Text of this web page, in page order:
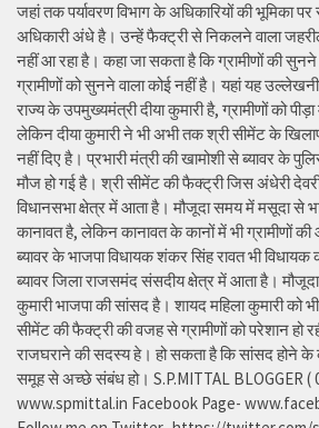
जहां तक पर्यावरण विभाग के अधिकारियों की भूमिका
अधिकारी अंधे है। उन्हें फैक्ट्री से निकलने वाला
नहीं आ रहा है। कहा जा सकता है कि ग्रामीणों की सुनने
ग्रामीणों को सुनने वाला कोई नहीं है। यहां यह
राज्य के उपमुख्यमंत्री दीया कुमारी है, ग्रामीणों को
लेकिन दीया कुमारी ने भी अभी तक श्री सीमेंट के
नहीं दिए है। प्रभारी मंत्री की खामोशी से ब्यावर के
मौज हो गई है। श्री सीमेंट की फैक्ट्री जिस अंधेरी
विधानसभा क्षेत्र में आता है। मौजूदा समय में मसूदा से
कानावत है, लेकिन कानावत के कानों में भी ग्रामीणों
ब्यावर के भाजपा विधायक शंकर सिंह रावत भी
ब्यावर जिला राजसमंद संसदीय क्षेत्र में आता है।
कुमारी भाजपा की सांसद है। शायद महिला कुमारी को भी
सीमेंट की फैक्ट्री की वजह से ग्रामीणों को परेशान हो
राजघराने की सदस्य हे। हो सकता है कि सांसद होने के
समूह से अच्छे संबंध हो। S.P.MITTAL BLOGGER (
www.spmittal.in Facebook Page-